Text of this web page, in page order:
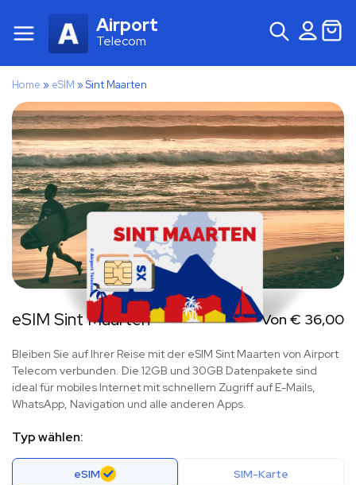
Airport
Telecom
Home » eSIM »Sint Maarten
eSIM Sint Maarten Von € 36,00
Bleiben Sie auf Ihrer Reise mit der eSIM Sint Maarten von Airport
Telecom verbunden. Die 12GB und 30GB Datenpakete sind
ideal für mobiles Internet mit schnellem Zugriff auf E-Mails,
WhatsApp, Navigation und alle anderen Apps.
Typ wählen:
eSIM SIM-Karte